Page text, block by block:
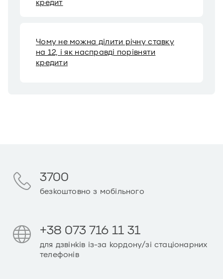
кредит
Чому не можна ділити річну ставку
на 12, і як насправді порівняти
кредити
3700
безкоштовно з мобільного
+38 073 716 11 31
для дзвінків із-за кордону/зі стаціонарних
телефонів